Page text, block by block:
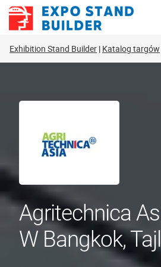
Skip
Exhibition Stand Builder Katalog targów
Agritechnica
W Bangkok,